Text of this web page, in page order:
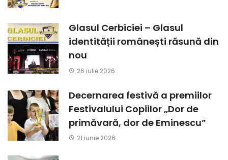
Glasul Cerbiciei – Glasul
identității românești răsună din
nou
26 iulie 2026
Decernarea festivă a premiilor
Festivalului Copiilor „Dor de
primăvară, dor de Eminescu”
21 iunie 2026